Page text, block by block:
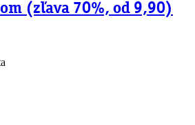
(zľava 70%, od 9,90)